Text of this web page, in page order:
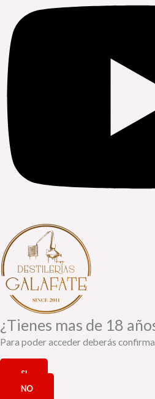
¿Tienes mas de 18
Para poder acceder deberás
SI
NO